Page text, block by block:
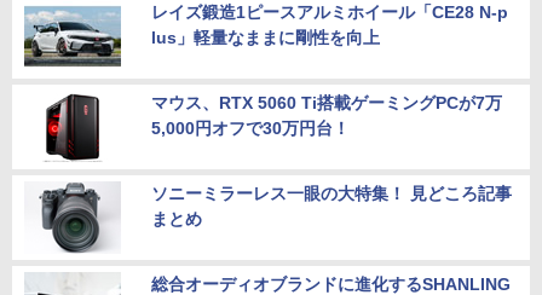
レイズ鍛造1ピースアルミホイール「CE28 N-p
lus」軽量なままに剛性を向上
マウス、RTX 5060 Ti搭載ゲーミングPCが7万
5,000円オフで30万円台！
ソニーミラーレス一眼の大特集！ 見どころ記事
まとめ
総合オーディオブランドに進化するSHANLING